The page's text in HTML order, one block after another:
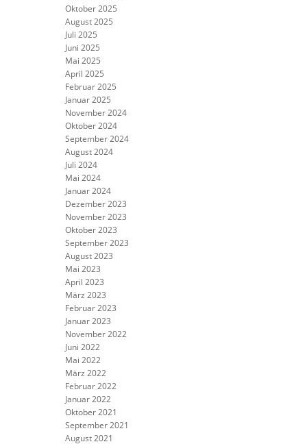
Oktober 2025
August 2025
Juli 2025
Juni 2025
Mai 2025
April 2025
Februar 2025
Januar 2025
November 2024
Oktober 2024
September 2024
August 2024
Juli 2024
Mai 2024
Januar 2024
Dezember 2023
November 2023
Oktober 2023
September 2023
August 2023
Mai 2023
April 2023
März 2023
Februar 2023
Januar 2023
November 2022
Juni 2022
Mai 2022
März 2022
Februar 2022
Januar 2022
Oktober 2021
September 2021
August 2021